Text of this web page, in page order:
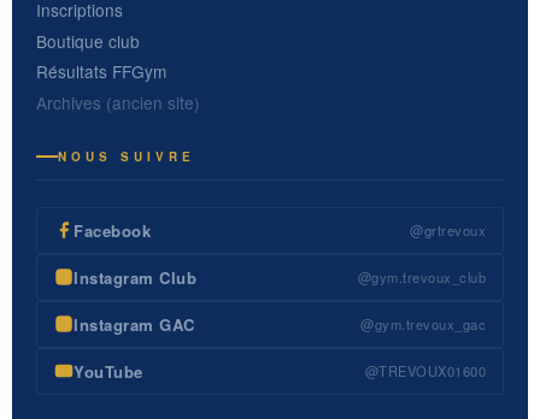
Inscriptions
Boutique club
Résultats FFGym
Archives (ancien site)
NOUS SUIVRE
Facebook @grtrevoux
Instagram Club @gym.trevoux_club
Instagram GAC @gym.trevoux_gac
YouTube @TREVOUX01600